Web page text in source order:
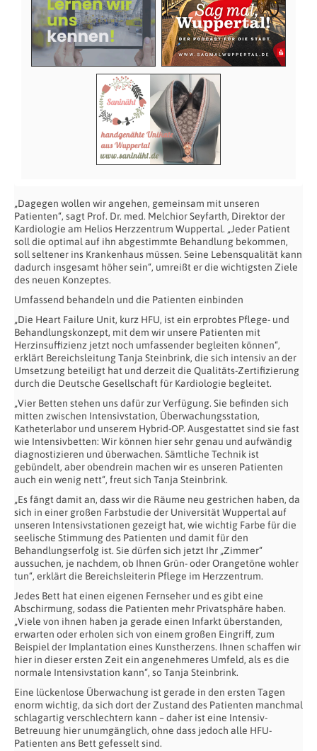
„Dagegen wollen wir angehen, gemeinsam mit unseren
Patienten“, sagt Prof. Dr. med. Melchior Seyfarth, Direktor der
Kardiologie am Helios Herzzentrum Wuppertal. „Jeder Patient
soll die optimal auf ihn abgestimmte Behandlung bekommen,
soll seltener ins Krankenhaus müssen. Seine Lebensqualität kann
dadurch insgesamt höher sein“, umreißt er die wichtigsten Ziele
des neuen Konzeptes.
Umfassend behandeln und die Patienten einbinden
„Die Heart Failure Unit, kurz HFU, ist ein erprobtes Pflege- und
Behandlungskonzept, mit dem wir unsere Patienten mit
Herzinsuffizienz jetzt noch umfassender begleiten können“,
erklärt Bereichsleitung Tanja Steinbrink, die sich intensiv an der
Umsetzung beteiligt hat und derzeit die Qualitäts-Zertifizierung
durch die Deutsche Gesellschaft für Kardiologie begleitet.
„Vier Betten stehen uns dafür zur Verfügung. Sie befinden sich
mitten zwischen Intensivstation, Überwachungsstation,
Katheterlabor und unserem Hybrid-OP. Ausgestattet sind sie fast
wie Intensivbetten: Wir können hier sehr genau und aufwändig
diagnostizieren und überwachen. Sämtliche Technik ist
gebündelt, aber obendrein machen wir es unseren Patienten
auch ein wenig nett“, freut sich Tanja Steinbrink.
„Es fängt damit an, dass wir die Räume neu gestrichen haben, da
sich in einer großen Farbstudie der Universität Wuppertal auf
unseren Intensivstationen gezeigt hat, wie wichtig Farbe für die
seelische Stimmung des Patienten und damit für den
Behandlungserfolg ist. Sie dürfen sich jetzt Ihr „Zimmer“
aussuchen, je nachdem, ob Ihnen Grün- oder Orangetöne wohler
tun“, erklärt die Bereichsleiterin Pflege im Herzzentrum.
Jedes Bett hat einen eigenen Fernseher und es gibt eine
Abschirmung, sodass die Patienten mehr Privatsphäre haben.
„Viele von ihnen haben ja gerade einen Infarkt überstanden,
erwarten oder erholen sich von einem großen Eingriff, zum
Beispiel der Implantation eines Kunstherzens. Ihnen schaffen wir
hier in dieser ersten Zeit ein angenehmeres Umfeld, als es die
normale Intensivstation kann“, so Tanja Steinbrink.
Eine lückenlose Überwachung ist gerade in den ersten Tagen
enorm wichtig, da sich dort der Zustand des Patienten manchmal
schlagartig verschlechtern kann – daher ist eine Intensiv-
Betreuung hier unumgänglich, ohne dass jedoch alle HFU-
Patienten ans Bett gefesselt sind.